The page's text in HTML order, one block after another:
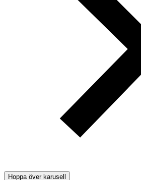
Hoppa över karusell